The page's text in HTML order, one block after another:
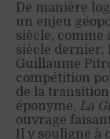
De manière
un enjeu
siècle, comme
siècle dernier.
Guillaume
compétition
de la
éponyme, La
ouvrage
Il y souligne à